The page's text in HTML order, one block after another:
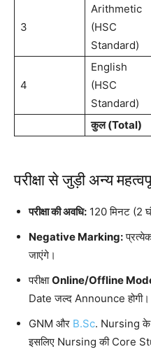
3
Arithmetic
(HSC
Standard)
4
English
(HSC
Standard)
कुल (Total)
परीक्षा से जुड़ी अन्य
परीक्षा की अवधि: 120 मिनट (2
Negative Marking:
जाएंगे।
परीक्षाOnline/Offline
Date जल्द Announce होगी।
GNM और B.Sc. Nursing के
इसलिए Nursing की Core